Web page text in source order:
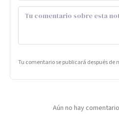
Tu comentario se publicará después de
Aún no hay